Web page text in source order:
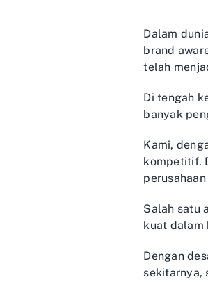
Dalam
brand
telah
Di tengah
banyak
Kami,
kompetitif.
Salah satu
kuat dalam
Dengan
sekitarnya,